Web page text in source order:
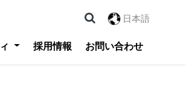
採用情報 お問い合わせ
日本語